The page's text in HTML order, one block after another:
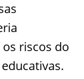
riscos do